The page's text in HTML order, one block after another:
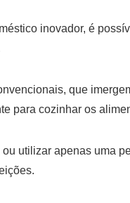
inovador, é
que
para cozinhar os
utilizar apenas uma